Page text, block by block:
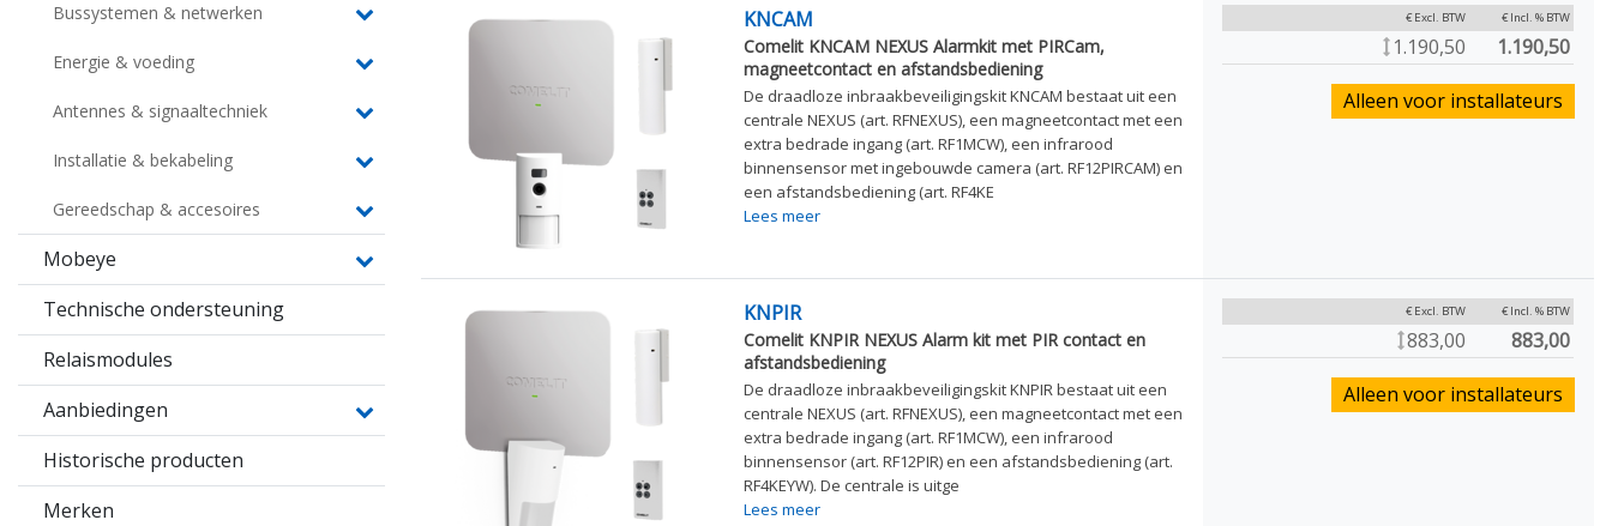
Bussystemen & netwerken
Energie & voeding
Antennes & signaaltechniek
Installatie & bekabeling
Gereedschap & accesoires
Mobeye
Technische ondersteuning
Relaismodules
Aanbiedingen
Historische producten
Merken
KNCAM
Comelit KNCAM NEXUS Alarmkit met PIRCam,
magneetcontact en afstandsbediening
De draadloze inbraakbeveiligingskit KNCAM bestaat uit een
centrale NEXUS (art. RFNEXUS), een magneetcontact met een
extra bedrade ingang (art. RF1MCW), een infrarood
binnensensor met ingebouwde camera (art. RF12PIRCAM) en
een afstandsbediening (art. RF4KE
Lees meer
€ Excl. BTW € Incl. % BTW
1.190,50 1.190,50
Alleen voor installateurs
KNPIR
Comelit KNPIR NEXUS Alarm kit met PIR contact en
afstandsbediening
De draadloze inbraakbeveiligingskit KNPIR bestaat uit een
centrale NEXUS (art. RFNEXUS), een magneetcontact met een
extra bedrade ingang (art. RF1MCW), een infrarood
binnensensor (art. RF12PIR) en een afstandsbediening (art.
RF4KEYW). De centrale is uitge
Lees meer
€ Excl. BTW € Incl. % BTW
883,00 883,00
Alleen voor installateurs